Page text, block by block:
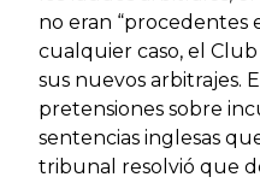
no eran “procedentes
cualquier caso, el
sus nuevos arbitrajes.
pretensiones sobre
sentencias inglesas
tribunal resolvió que